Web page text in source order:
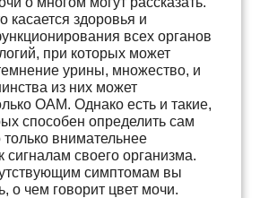
касается здоровья и
всех органов
при которых может
урины, множество, и
из них может
ОАМ. Однако есть и такие,
способен определить сам
внимательнее
сигналам своего организма.
симптомам вы
о чем говорит цвет мочи.